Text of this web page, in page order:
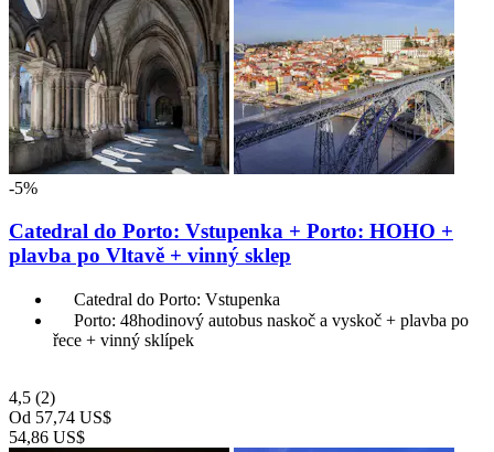
-5%
Catedral do Porto: Vstupenka + Porto: HOHO +
plavba po Vltavě + vinný sklep
Catedral do Porto: Vstupenka
Porto: 48hodinový autobus naskoč a vyskoč + plavba po
řece + vinný sklípek
4,5 (2)
Od 57,74 US$
54,86 US$